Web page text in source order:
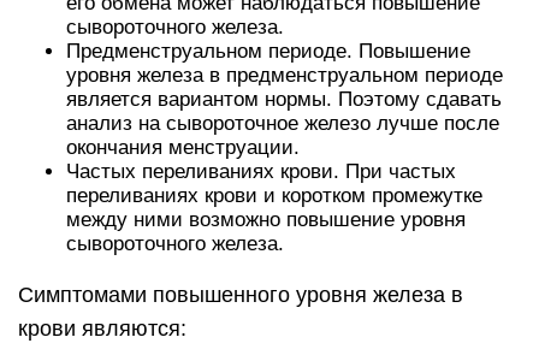
сывороточного железа.
Предменструальном периоде. Повышение
уровня железа в предменструальном периоде
является вариантом нормы. Поэтому сдавать
анализ на сывороточное железо лучше после
окончания менструации.
Частых переливаниях крови. При частых
переливаниях крови и коротком промежутке
между ними возможно повышение уровня
сывороточного железа.
Симптомами повышенного уровня железа в
крови являются: